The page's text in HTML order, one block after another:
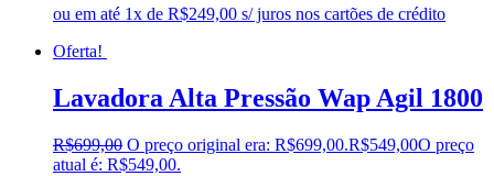
ou em até 1x de R$249,00 s/ juros nos cartões de crédito
Oferta!
Lavadora Alta Pressão Wap Agil 1800
R$699,00 O preço original era: R$699,00.R$549,00O preço
atual é: R$549,00.